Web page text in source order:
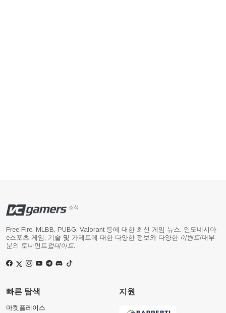
소식
Free Fire, MLBB, PUBG, Valorant 등에 대한 최신 게임 뉴스. 인도네시아
e스포츠 게임, 기술 및 가제트에 대한 다양한 정보와 다양한 이벤트/대부
분의 토너먼트 업데이트
빠른 탐색
마켓플레이스
지원